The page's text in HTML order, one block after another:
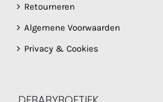
Retourneren
Algemene Voorwaarden
Privacy & Cookies